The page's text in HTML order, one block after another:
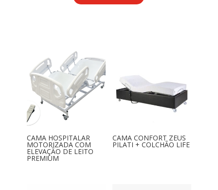
CAMA HOSPITALAR
MOTORIZADA COM
ELEVAÇÃO DE LEITO
PREMIUM
CAMA CONFORT ZEUS
PILATI + COLCHÃO LIFE